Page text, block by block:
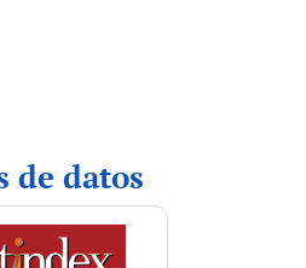
de datos